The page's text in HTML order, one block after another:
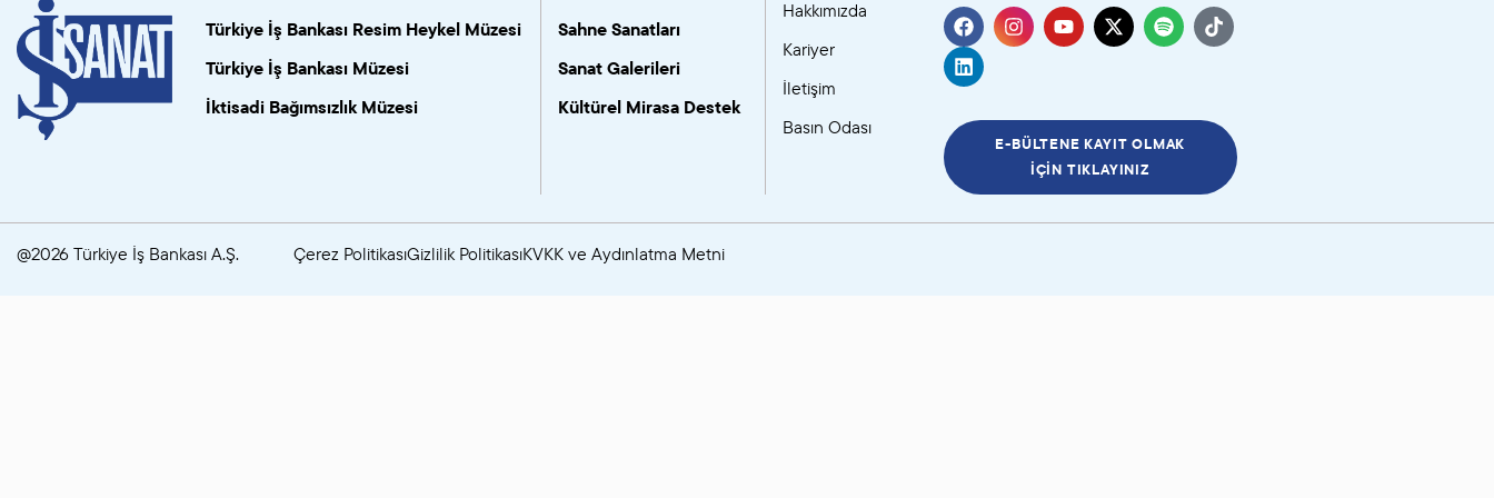
SANAT GALERILERI
KÜLTÜREL MIRASA
Türkiye İş Bankası Resim Heykel Müzesi
Türkiye İş Bankası Müzesi
İktisadi Bağımsızlık Müzesi
Sahne Sanatları
Sanat Galerileri
Kültürel Mirasa Destek
Hakkımızda
Kariyer
İletişim
Basın Odası
E-BÜLTENE KAYIT OLMAK
İÇIN TIKLAYINIZ
@2026 Türkiye İş Bankası A.Ş. Çerez PolitikasıGizlilik PolitikasıKVKK ve Aydınlatma Metni